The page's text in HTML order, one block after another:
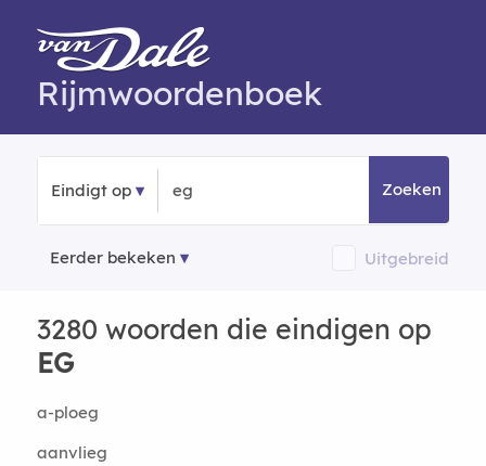
Rijmwoordenboek
Eindigt op Zoeken
Eerder bekeken Uitgebreid
3280 woorden die eindigen op
EG
a-ploeg
aanvlieg